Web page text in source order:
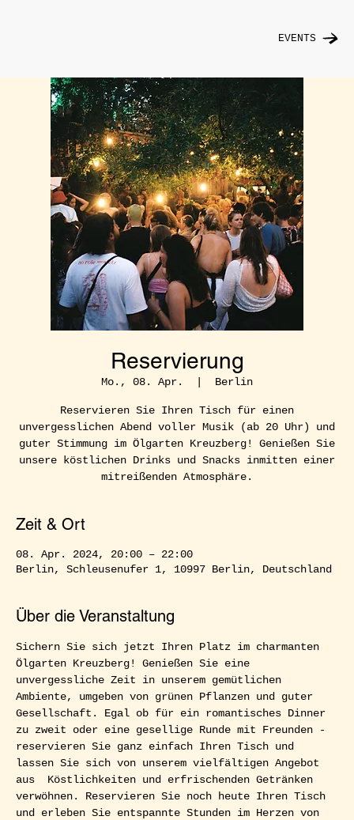
EVENTS
Reservierung
Mo., 08. Apr.
  |
Berlin
Reservieren Sie Ihren Tisch für einen
unvergesslichen Abend voller Musik (ab 20 Uhr) und
guter Stimmung im Ölgarten Kreuzberg! Genießen Sie
unsere köstlichen Drinks und Snacks inmitten einer
mitreißenden Atmosphäre.
Zeit & Ort
08. Apr. 2024, 20:00 – 22:00
Berlin, Schleusenufer 1, 10997 Berlin, Deutschland
Über die Veranstaltung
Sichern Sie sich jetzt Ihren Platz im charmanten
Ölgarten Kreuzberg! Genießen Sie eine
unvergessliche Zeit in unserem gemütlichen
Ambiente, umgeben von grünen Pflanzen und guter
Gesellschaft. Egal ob für ein romantisches Dinner
zu zweit oder eine gesellige Runde mit Freunden -
reservieren Sie ganz einfach Ihren Tisch und
lassen Sie sich von unserem vielfältigen Angebot
aus  Köstlichkeiten und erfrischenden Getränken
verwöhnen. Reservieren Sie noch heute Ihren Tisch
und erleben Sie entspannte Stunden im Herzen von